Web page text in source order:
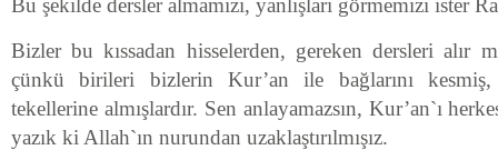
Bu şekilde dersler almamızı, yanlışları görmemizi ister
Bizler bu kıssadan hisselerden, gereken dersleri alır
çünkü birileri bizlerin Kur’an ile bağlarını kesmiş,
tekellerine almışlardır. Sen anlayamazsın, Kur’an`ı
yazık ki Allah`ın nurundan uzaklaştırılmışız.